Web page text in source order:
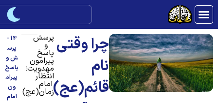
چرا وقتى
نام
قائم(عج)
پرسش
و
پاسخ
پیرامون
مهدویت؛
انتظار
امام
زمان(عج)
14 -
پرس
ش و
پاسخ
پیرام
ون
امام